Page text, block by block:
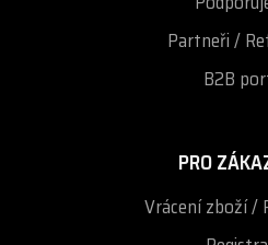
Partneři /
B2B
PRO
Vrácení zboží /